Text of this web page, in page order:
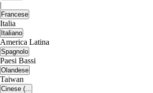
|
Francese
Italia
Italiano
America Latina
Spagnolo
Paesi Bassi
Olandese
Taiwan
Cinese (...